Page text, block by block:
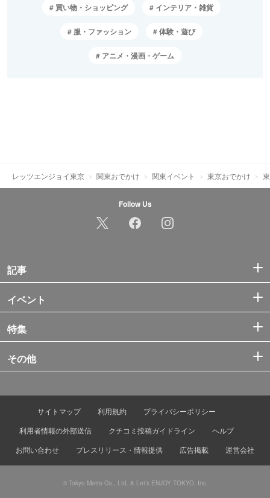
買い物・ショッピング インテリア・雑貨
服・ファッション 体験・遊び
アニメ・漫画・ゲーム
レッツエンジョイ東京 関東おでかけ 関東イベント 東京おでかけ
Follow Us
記事
イベント
特集
その他
サイトマップ 利用規約
プライバシーポリシー
利用者情報の外部送信
クチコミ投稿ガイドライン
ヘルプ
お問い合わせ
プレスリリース・情報提供 広告掲載 運営会社
© Tokyo Metro Co., Ltd. & Let’s ENJOY TOKYO, Inc.